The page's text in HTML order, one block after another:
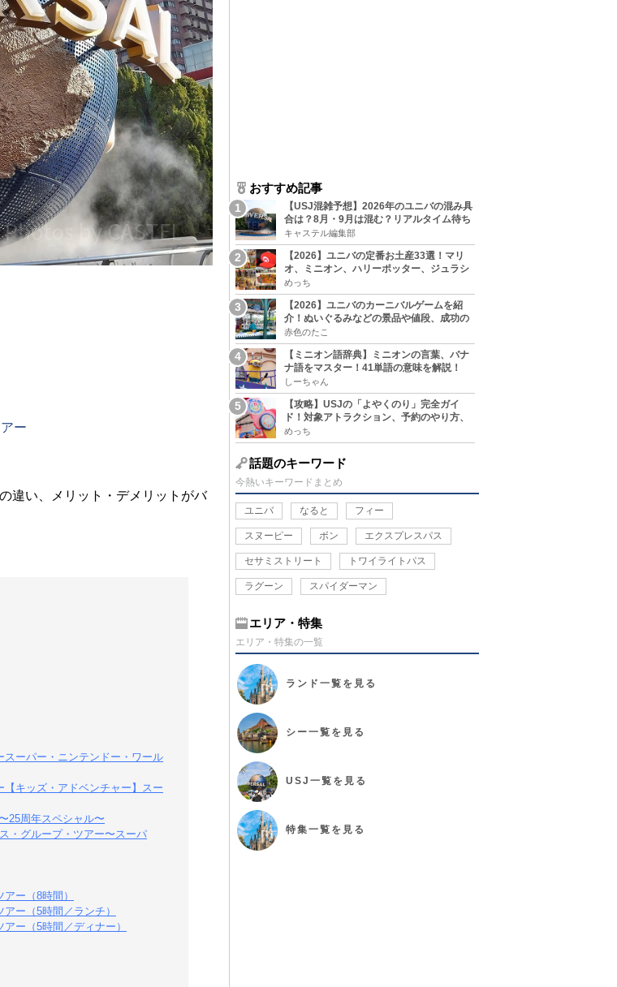
ー
違い、メリット・デメリットがバ
ーパー・ニンテンドー・ワール
キッズ・アドベンチャー】スー
25周年スペシャル〜
・グループ・ツアー〜スーパ
ー（8時間）
ー（5時間／ランチ）
ー（5時間／ディナー）
おすすめ記事
【USJ混雑予想】2026年のユニバの混み具
合は？8月・9月は混む？リアルタイム待ち
時間アプリも
キャステル編集部
【2026】ユニバの定番お土産33選！マリ
オ、ミニオン、ハリーポッター、ジュラシ
ックパーク、セサミ、SINGなどのグッズ情
報
めっち
【2026】ユニバのカーニバルゲームを紹
介！ぬいぐるみなどの景品や値段、成功の
コツ、実施場所まとめ
赤色のたこ
【ミニオン語辞典】ミニオンの言葉、バナ
ナ語をマスター！41単語の意味を解説！
しーちゃん
【攻略】USJの「よやくのり」完全ガイ
ド！対象アトラクション、予約のやり方、
整理券との違い、注意点を紹介
めっち
話題のキーワード
今熱いキーワードまとめ
ユニバ なると フィー
スヌーピー ボン エクスプレスパス
セサミストリート トワイライトパス
ラグーン スパイダーマン
エリア・特集
エリア・特集の一覧
ランド 一覧を見る
シー一覧を見る
USJ 一覧を見る
特集一覧を見る